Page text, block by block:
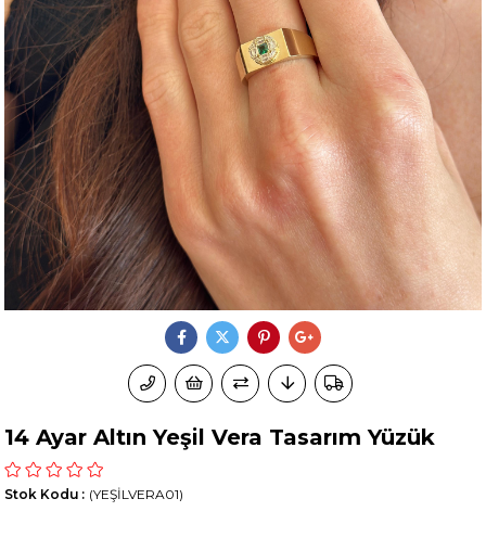
14 Ayar Altın Yeşil Vera Tasarım Yüzük
(YEŞİLVERA01)
Stok Kodu